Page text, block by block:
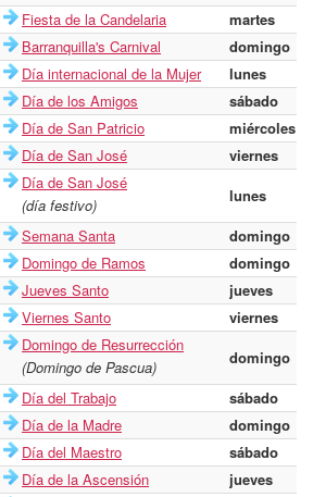
Fiesta de la Candelaria
martes
Barranquilla's Carnival
domingo
Día internacional de la Mujer
lunes
Día de los Amigos
sábado
Día de San Patricio
miércoles
Día de San José
viernes
Día de San José
(día festivo)
lunes
Semana Santa
domingo
Domingo de Ramos
domingo
Jueves Santo
jueves
Viernes Santo
viernes
Domingo de Resurrección
(Domingo de Pascua)
domingo
Día del Trabajo
sábado
Día de la Madre
domingo
Día del Maestro
sábado
Día de la Ascensión
jueves